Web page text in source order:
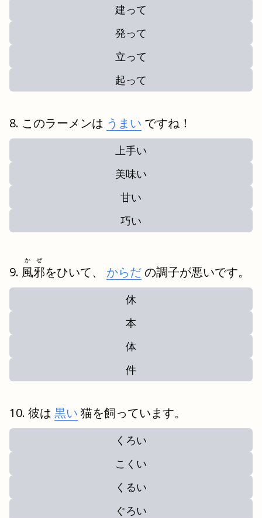
建って
発って
立って
起って
このラーメンは うまい ですね！
上手い
美味い
甘い
巧い
風邪
かぜ
をひいて、 からだの調子が悪いです。
休
本
体
件
彼は 黒い 猫を飼っています。
くろい
こくい
くるい
ぐろい